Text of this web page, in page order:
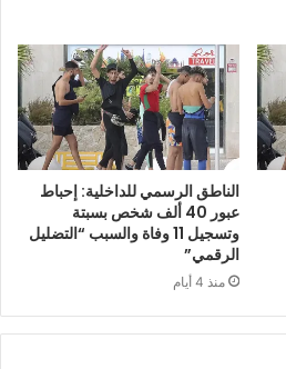
الناطق الرسمي للداخلية: إحباط
عبور 40 ألف شخص بسبتة
وتسجيل 11 وفاة والسبب “التضليل
الرقمي”
منذ 4 أيام